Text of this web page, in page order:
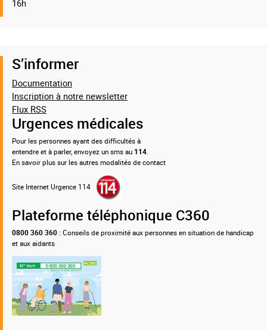
16h
S’informer
Documentation
Inscription à notre newsletter
Flux RSS
Urgences médicales
Pour les personnes ayant des difficultés à
entendre et à parler, envoyez un sms au 114
En savoir plus sur les autres modalités de contact
Site Internet Urgence 114
Plateforme téléphonique C360
0800 360 360 : Conseils de proximité aux personnes en situation de handicap
et aux aidants